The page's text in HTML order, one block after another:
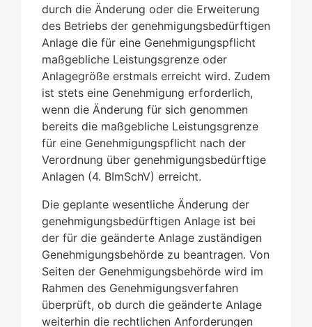
durch die Änderung oder die Erweiterung
des Betriebs der genehmigungsbedürftigen
Anlage die für eine Genehmigungspflicht
maßgebliche Leistungsgrenze oder
Anlagegröße erstmals erreicht wird. Zudem
ist stets eine Genehmigung erforderlich,
wenn die Änderung für sich genommen
bereits die maßgebliche Leistungsgrenze
für eine Genehmigungspflicht nach der
Verordnung über genehmigungsbedürftige
Anlagen (4. BImSchV) erreicht.
Die geplante wesentliche Änderung der
genehmigungsbedürftigen Anlage ist bei
der für die geänderte Anlage zuständigen
Genehmigungsbehörde zu beantragen. Von
Seiten der Genehmigungsbehörde wird im
Rahmen des Genehmigungsverfahren
überprüft, ob durch die geänderte Anlage
weiterhin die rechtlichen Anforderungen